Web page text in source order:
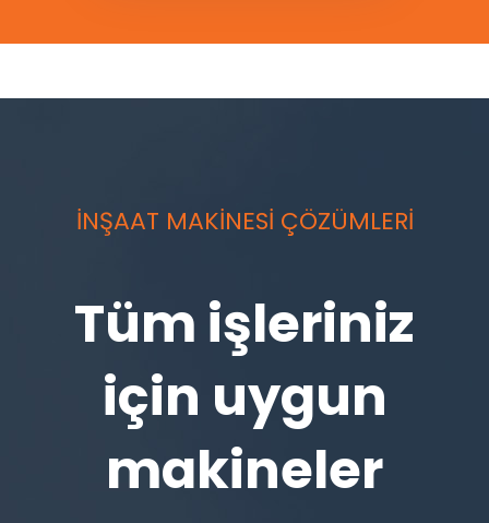
İNŞAAT MAKİNESİ ÇÖZÜMLERİ
Tüm işleriniz
için uygun
makineler